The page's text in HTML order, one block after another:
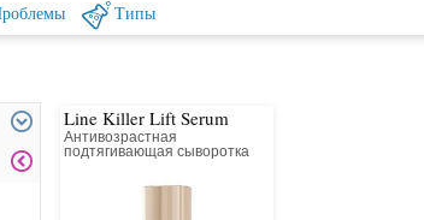
Типы
Line Killer Lift Serum
Антивозрастная
подтягивающая сыворотка